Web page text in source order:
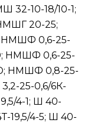
32-10-18/10-1;
20-25;
НМШФ 0,6-25-
НМШФ 0,6-25-
НМШФ 0,8-25-
25-0,6/6К-
4-1; Ш 40-
19,5/4-5; Ш 40-